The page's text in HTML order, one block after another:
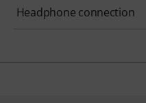
Headphone connection